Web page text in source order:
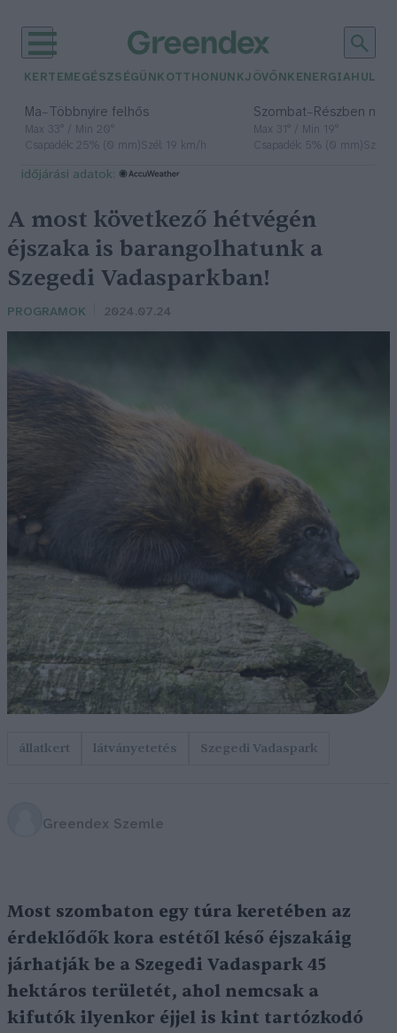
KERTEM EGÉSZSÉGÜNK OTTHONUNKJÖVŐNK ENERGIA
Ma– Többnyire felhős
Max 33° / Min 20°
Csapadék: 25% (0 mm)Szél: 19 km/h
Szombat– Részben
Max 31° / Min 19°
Csapadék: 5% (0 mm)Szél:
időjárási adatok:
A most következő hétvégén
éjszaka is barangolhatunk a
Szegedi Vadasparkban!
PROGRAMOK 2024.07.24
állatkert látványetetés Szegedi Vadaspark
Greendex Szemle
Most szombaton egy túra keretében az
érdeklődők kora estétől késő éjszakáig
járhatják be a Szegedi Vadaspark 45
hektáros területét, ahol nemcsak a
kifutók ilyenkor éjjel is kint tartózkodó